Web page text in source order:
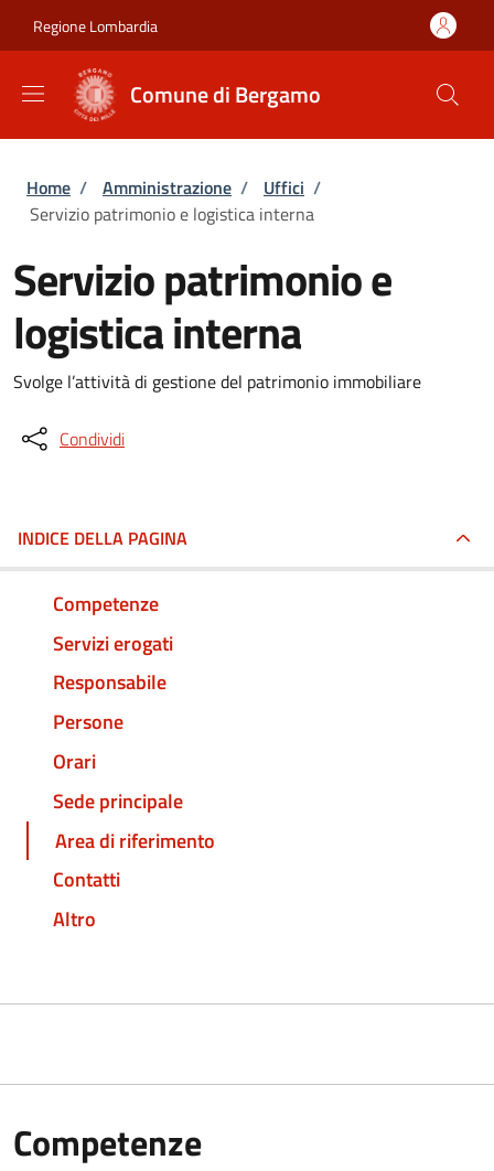
Regione Lombardia
Comune di Bergamo
Briciole di pane
Home / Amministrazione / Uffici /
Servizio patrimonio e logistica interna
Servizio patrimonio e
logistica interna
Svolge l’attività di gestione del patrimonio immobiliare
Condividi
INDICE DELLA PAGINA
Competenze
Servizi erogati
Responsabile
Persone
Orari
Sede principale
Area di riferimento
Contatti
Altro
Competenze